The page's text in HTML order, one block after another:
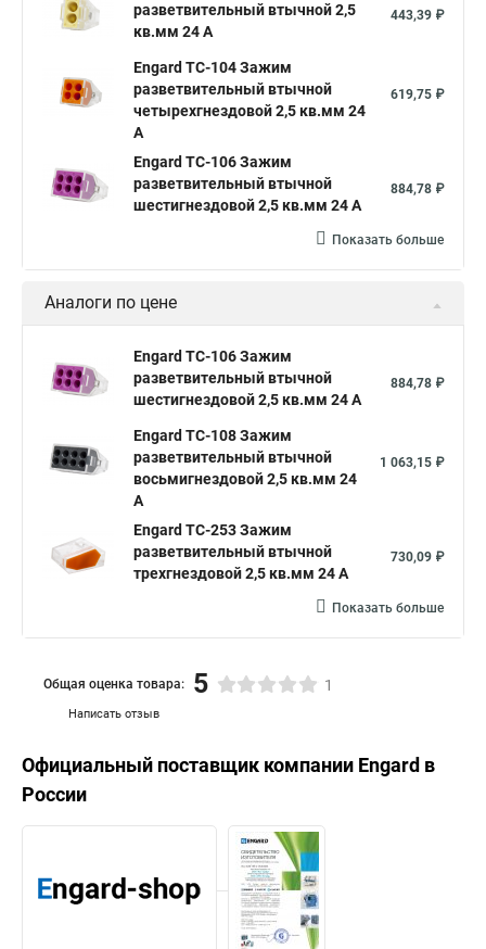
разветвительный втычной 2,5
кв.мм 24 А
443,39 ₽
Engard TC-104 Зажим
разветвительный втычной
четырехгнездовой 2,5 кв.мм 24
А
619,75 ₽
Engard TC-106 Зажим
разветвительный втычной
шестигнездовой 2,5 кв.мм 24 А
884,78 ₽
Показать больше
Аналоги по цене
Engard TC-106 Зажим
разветвительный втычной
шестигнездовой 2,5 кв.мм 24 А
884,78 ₽
Engard TC-108 Зажим
разветвительный втычной
восьмигнездовой 2,5 кв.мм 24
А
1 063,15 ₽
Engard TC-253 Зажим
разветвительный втычной
трехгнездовой 2,5 кв.мм 24 А
730,09 ₽
Показать больше
Написать отзыв
Общая оценка товара: 5 1
Официальный поставщик компании Engard в
России